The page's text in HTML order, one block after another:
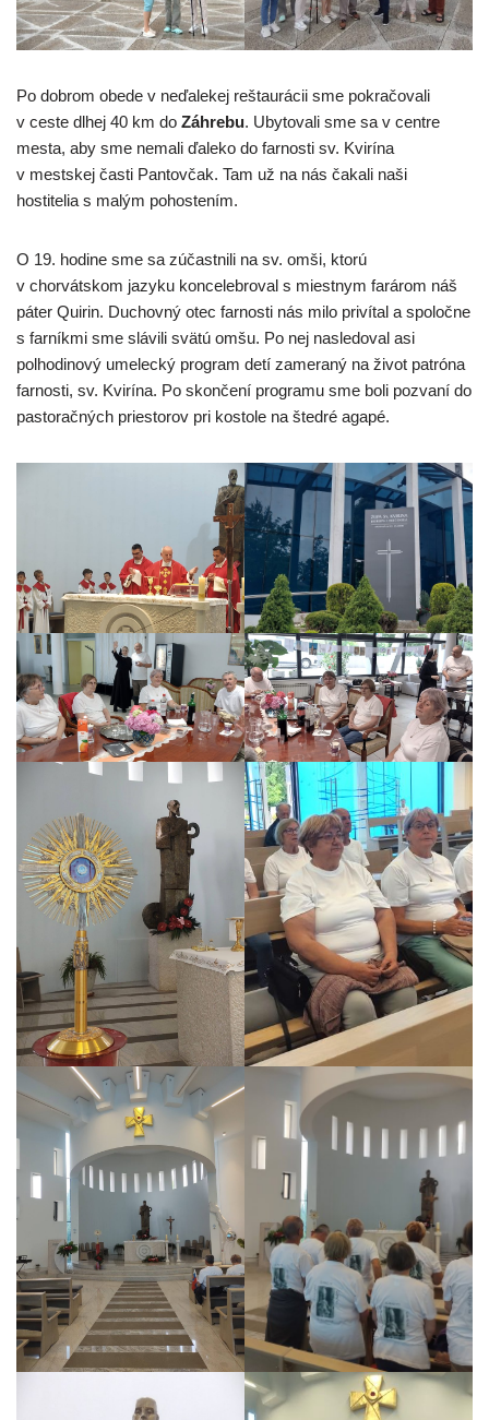
Po dobrom obede v neďalekej reštaurácii sme pokračovali
v ceste dlhej 40 km do Záhrebu. Ubytovali sme sa v centre
mesta, aby sme nemali ďaleko do farnosti sv. Kvirína
v mestskej časti Pantovčak. Tam už na nás čakali naši
hostitelia s malým pohostením.
O 19. hodine sme sa zúčastnili na sv. omši, ktorú
v chorvátskom jazyku koncelebroval s miestnym farárom náš
páter Quirin. Duchovný otec farnosti nás milo privítal a spoločne
s farníkmi sme slávili svätú omšu. Po nej nasledoval asi
polhodinový umelecký program detí zameraný na život patróna
farnosti, sv. Kvirína. Po skončení programu sme boli pozvaní do
pastoračných priestorov pri kostole na štedré agapé.